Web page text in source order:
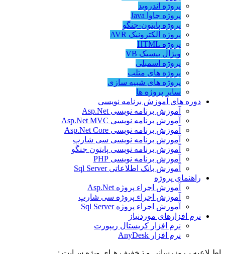
پروژه اندروید
پروژه جاوا Java
پروژه پایتون-جنگو
پروژه الکترونیک AVR
پروژه HTML
ویژال بیسیک VB
پروژه اسمبلی
پروژه های متلب
پروژه های شبیه سازی
سایر پروژه ها
دوره های آموزش برنامه نویسی
آموزش برنامه نویسی Asp.Net
آموزش برنامه نویسی Asp.Net MVC
آموزش برنامه نویسی Asp.Net Core
آموزش برنامه نویسی سی شارپ
آموزش برنامه نویسی پایتون جنگو
آموزش برنامه نویسی PHP
آموزش بانک اطلاعاتی Sql Server
راهنمای پروژه
آموزش اجراء پروژه Asp.Net
آموزش اجراء پروژه سی شارپ
آموزش اجراء پروژه Sql Server
نرم افزارهای موردنیاز
نرم افزار کریستال ریپورت
نرم افزار AnyDesk